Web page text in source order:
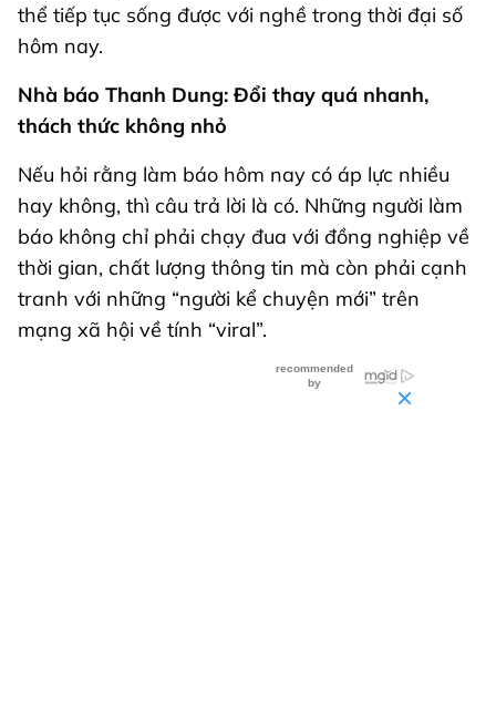
thể tiếp tục sống được với nghề trong thời đại số
hôm nay.
Nhà báo Thanh Dung: Đổi thay quá nhanh,
thách thức không nhỏ
Nếu hỏi rằng làm báo hôm nay có áp lực nhiều
hay không, thì câu trả lời là có. Những người làm
báo không chỉ phải chạy đua với đồng nghiệp về
thời gian, chất lượng thông tin mà còn phải cạnh
tranh với những “người kể chuyện mới” trên
mạng xã hội về tính “viral”.